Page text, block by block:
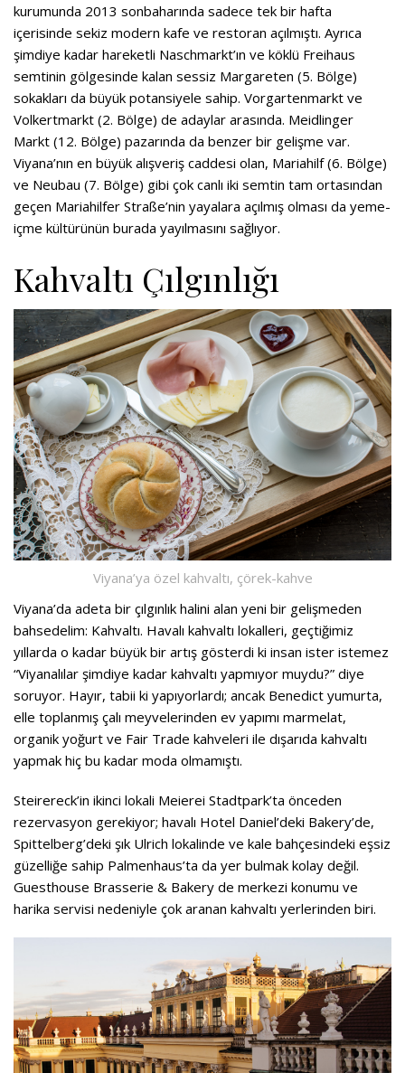
kurumunda 2013 sonbaharında sadece tek bir hafta
içerisinde sekiz modern kafe ve restoran açılmıştı. Ayrıca
şimdiye kadar hareketli Naschmarkt’ın ve köklü Freihaus
semtinin gölgesinde kalan sessiz Margareten (5. Bölge)
sokakları da büyük potansiyele sahip. Vorgartenmarkt ve
Volkertmarkt (2. Bölge) de adaylar arasında. Meidlinger
Markt (12. Bölge) pazarında da benzer bir gelişme var.
Viyana’nın en büyük alışveriş caddesi olan, Mariahilf (6. Bölge)
ve Neubau (7. Bölge) gibi çok canlı iki semtin tam ortasından
geçen Mariahilfer Straße’nin yayalara açılmış olması da yeme-
içme kültürünün burada yayılmasını sağlıyor.
Kahvaltı Çılgınlığı
Viyana’ya özel kahvaltı, çörek-kahve
Viyana’da adeta bir çılgınlık halini alan yeni bir gelişmeden
bahsedelim: Kahvaltı. Havalı kahvaltı lokalleri, geçtiğimiz
yıllarda o kadar büyük bir artış gösterdi ki insan ister istemez
“Viyanalılar şimdiye kadar kahvaltı yapmıyor muydu?” diye
soruyor. Hayır, tabii ki yapıyorlardı; ancak Benedict yumurta,
elle toplanmış çalı meyvelerinden ev yapımı marmelat,
organik yoğurt ve Fair Trade kahveleri ile dışarıda kahvaltı
yapmak hiç bu kadar moda olmamıştı.
Steirereck’in ikinci lokali Meierei Stadtpark’ta önceden
rezervasyon gerekiyor; havalı Hotel Daniel’deki Bakery’de,
Spittelberg’deki şık Ulrich lokalinde ve kale bahçesindeki eşsiz
güzelliğe sahip Palmenhaus’ta da yer bulmak kolay değil.
Guesthouse Brasserie & Bakery de merkezi konumu ve
harika servisi nedeniyle çok aranan kahvaltı yerlerinden biri.